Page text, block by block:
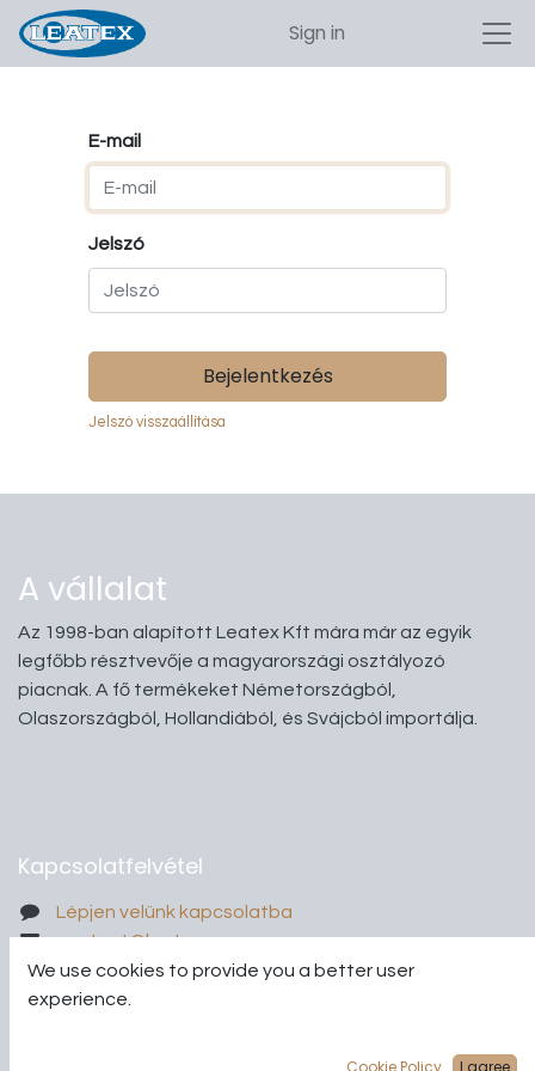
Sign in
E-mail
Jelszó
Bejelentkezés
Jelszó visszaállítása
A vállalat
Az 1998-ban alapított Leatex Kft mára már az egyik
legfőbb résztvevője a magyarországi osztályozó
piacnak. A fő termékeket Németországból,
Olaszországból, Hollandiából, és Svájcból importálja.
Kapcsolatfelvétel
Lépjen velünk kapcsolatba
contact@leatex.eu
+3630 399 8965
We use cookies to provide you a better user
experience.
Cookie Policy I agree